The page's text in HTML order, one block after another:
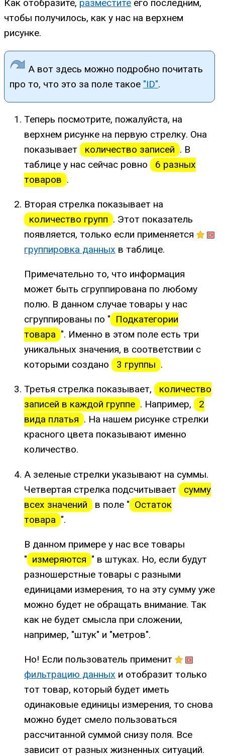
Как отобразите, разместите его последним,
чтобы получилось, как у нас на верхнем
рисунке.
А вот здесь можно подробно почитать
про то, что это за поле такое "ID".
Теперь посмотрите, пожалуйста, на
верхнем рисунке на первую стрелку. Она
показывает
количество записей . В
таблице у нас сейчас ровно
6 разных
товаров .
Вторая стрелка показывает на
количество групп . Этот показатель
появляется, только если применяется
группировка данных в таблице.
Примечательно то, что информация
может быть сгруппирована по любому
полю. В данном случае товары у нас
сгруппированы по " Подкатегории
товара ". Именно в этом поле есть три
уникальных значения, в соответствии с
которыми создано
3 группы .
Третья стрелка показывает,
количество
записей в каждой группе . Например,
2
вида платья . На нашем рисунке стрелки
красного цвета показывают именно
количество.
А зеленые стрелки указывают на суммы.
Четвертая стрелка подсчитывает
сумму
всех значений
в поле " Остаток
товара ".
В данном примере у нас все товары
" измеряются " в штуках. Но, если будут
разношерстные товары с разными
единицами измерения, то на эту сумму уже
можно будет не обращать внимание. Так
как не будет смысла при сложении,
например, "штук" и "метров".
Но! Если пользователь применит
фильтрацию данных и отобразит только
тот товар, который будет иметь
одинаковые единицы измерения, то снова
можно будет смело пользоваться
рассчитанной суммой снизу поля. Все
зависит от разных жизненных ситуаций.